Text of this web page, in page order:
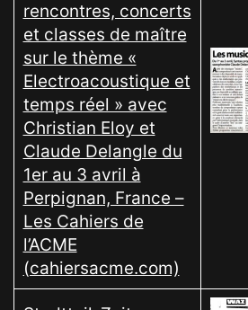
rencontres, concerts
et classes de maître
sur le thème «
Electroacoustique et
temps réel » avec
Christian Eloy et
Claude Delangle du
1er au 3 avril à
Perpignan, France –
Les Cahiers de
l’ACME
(cahiersacme.com)